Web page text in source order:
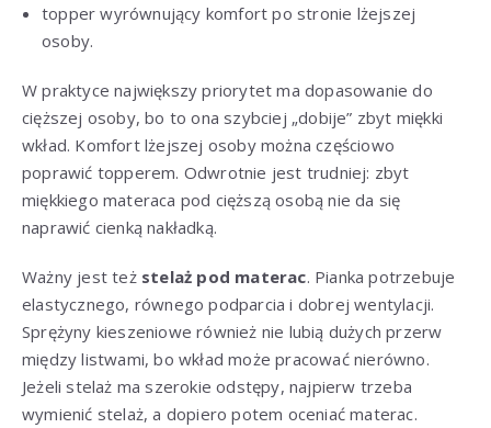
topper wyrównujący komfort po stronie lżejszej
osoby.
W praktyce największy priorytet ma dopasowanie do
cięższej osoby, bo to ona szybciej „dobije” zbyt miękki
wkład. Komfort lżejszej osoby można częściowo
poprawić topperem. Odwrotnie jest trudniej: zbyt
miękkiego materaca pod cięższą osobą nie da się
naprawić cienką nakładką.
Ważny jest też stelaż pod materac. Pianka potrzebuje
elastycznego, równego podparcia i dobrej wentylacji.
Sprężyny kieszeniowe również nie lubią dużych przerw
między listwami, bo wkład może pracować nierówno.
Jeżeli stelaż ma szerokie odstępy, najpierw trzeba
wymienić stelaż, a dopiero potem oceniać materac.